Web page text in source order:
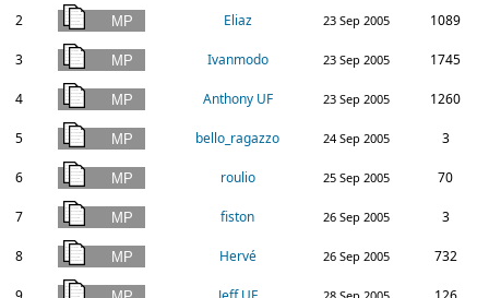
2 Eliaz 23 Sep 2005 1089
3 Ivanmodo 23 Sep 2005 1745
4 Anthony UF 23 Sep 2005 1260
5 bello_ragazzo 24 Sep 2005 3
6 roulio 25 Sep 2005 70
7 fiston 26 Sep 2005 3
8 Hervé 26 Sep 2005 732